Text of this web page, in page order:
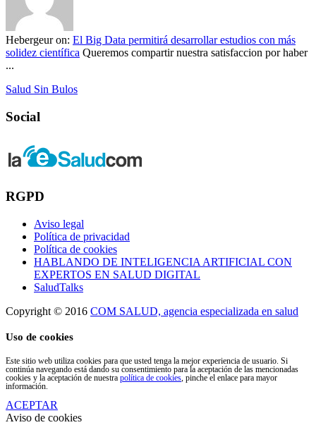
Hebergeuron: El Big Data permitirá desarrollar estudios con más
solidez científica Queremos compartir nuestra satisfaccion por haber
...
Salud Sin Bulos
Social
RGPD
Aviso legal
Política de privacidad
Política de cookies
HABLANDO DE INTELIGENCIA ARTIFICIAL CON
EXPERTOS EN SALUD DIGITAL
SaludTalks
Copyright © 2016 COM SALUD, agencia especializada en salud
Uso de cookies
Este sitio web utiliza cookies para que usted tenga la mejor experiencia de usuario. Si
continúa navegando está dando su consentimiento para la aceptación de las mencionadas
cookies y la aceptación de nuestra política de cookies, pinche el enlace para mayor
información.
ACEPTAR
Aviso de cookies